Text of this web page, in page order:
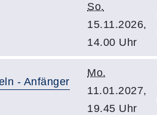
So.
15.11.2026,
14.00 Uhr
- Anfänger
Mo.
11.01.2027,
19.45 Uhr